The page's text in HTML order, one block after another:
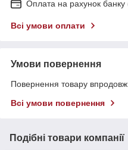
Оплата на рахунок банку
Всі умови оплати
Умови повернення
Повернення товару
Всі умови повернення
Подібні товари компанії